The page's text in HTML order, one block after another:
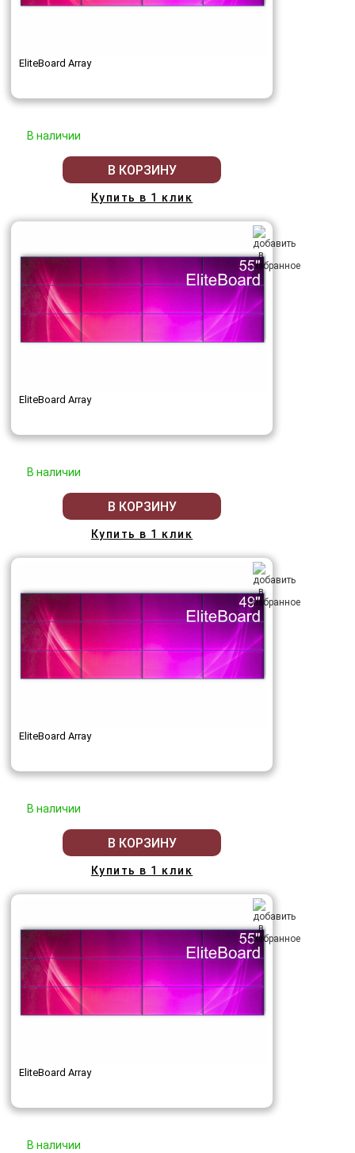
EliteBoard Array
В наличии
В КОРЗИНУ
Купить в 1 клик
EliteBoard Array
В наличии
В КОРЗИНУ
Купить в 1 клик
EliteBoard Array
В наличии
В КОРЗИНУ
Купить в 1 клик
EliteBoard Array
В наличии